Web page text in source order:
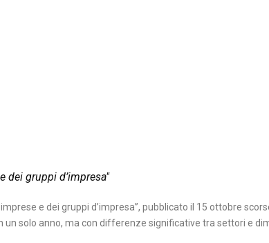
dei gruppi d’impresa"
e dei gruppi d’impresa”, pubblicato il 15 ottobre
un solo anno, ma con differenze significative tra settori e